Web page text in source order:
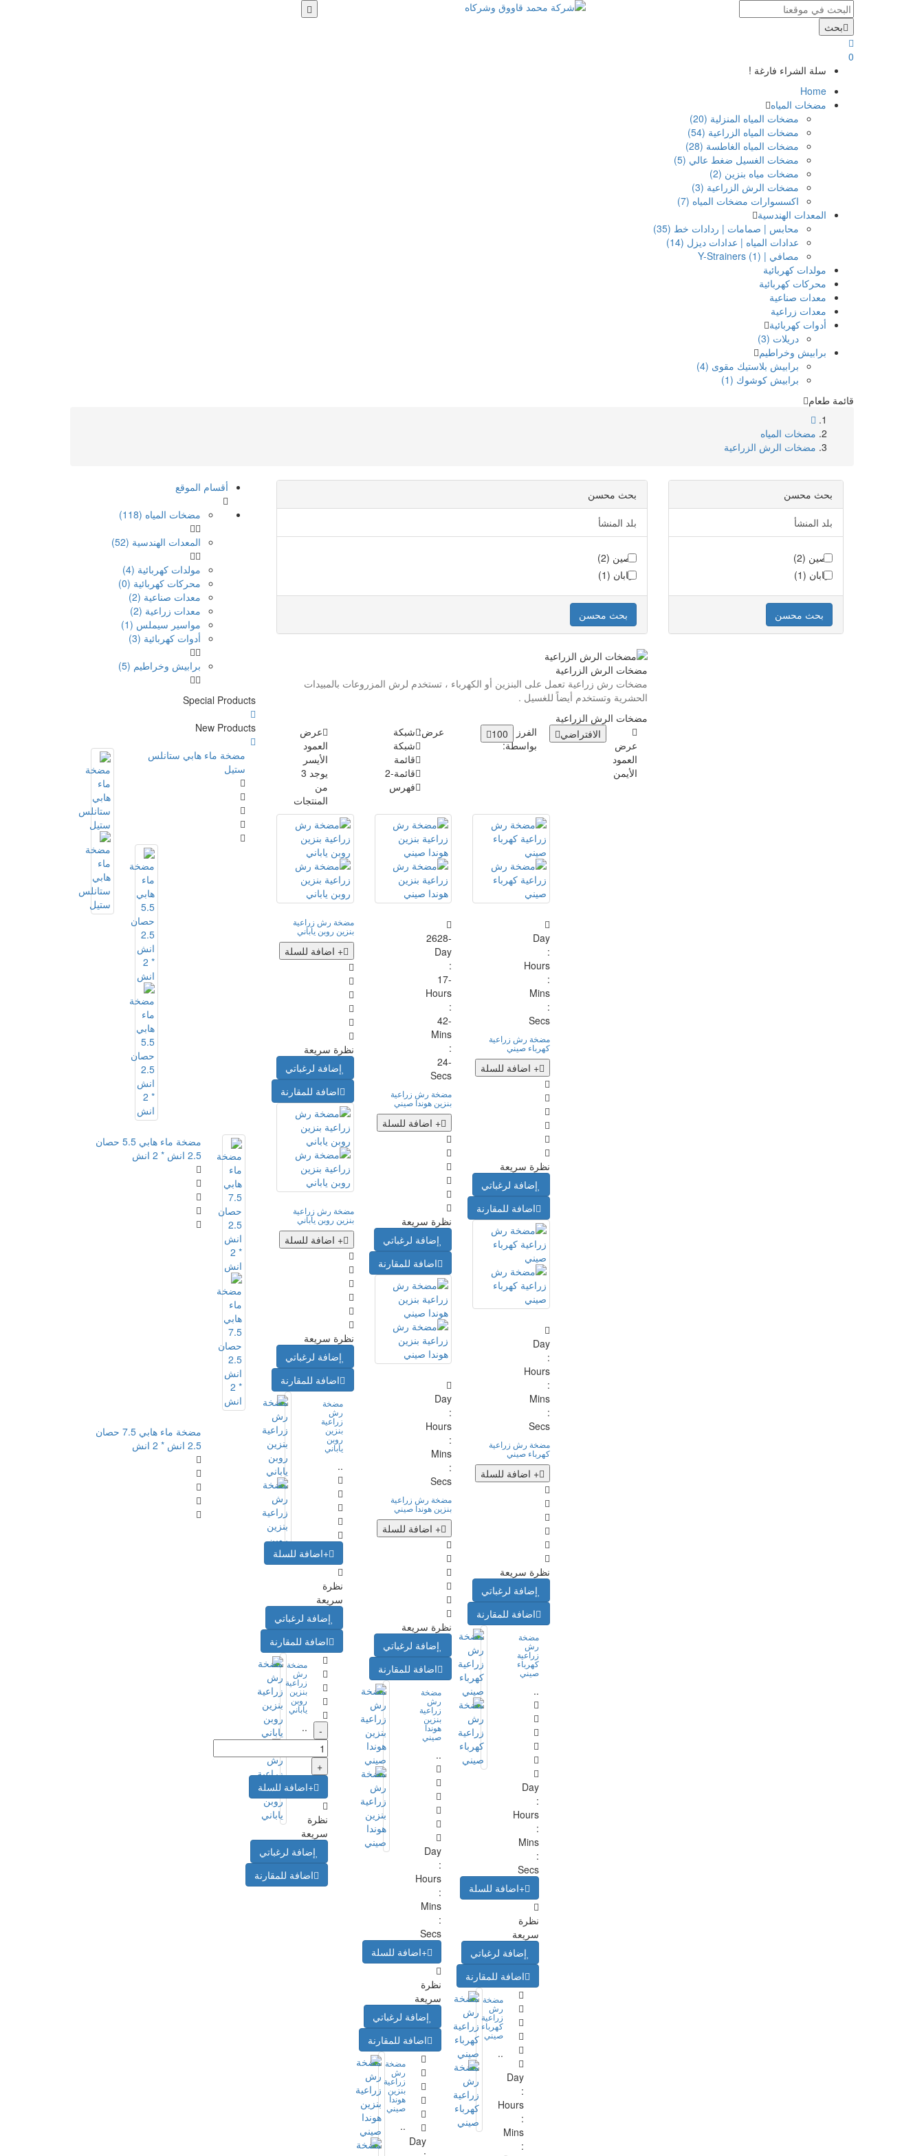
بحث
0
سلة الشراء فارغة !
Home
مضخات المياه
مضخات المياه المنزلية (20)
مضخات المياه الزراعية (54)
مضخات المياه الغاطسة (28)
مضخات الغسيل ضغط عالي (5)
مضخات مياه بنزين (2)
مضخات الرش الزراعية (3)
اكسسوارات مضخات المياه (7)
المعدات الهندسية
محابس | صمامات | ردادات خط (35)
عدادات المياه | عدادات ديزل (14)
مصافي | Y-Strainers (1)
مولدات كهربائية
محركات كهربائية
معدات صناعية
معدات زراعية
أدوات كهربائية
دريلات (3)
برابيش وخراطيم
برابيش بلاستيك مقوى (4)
برابيش كوشوك (1)
قائمة طعام
مضخات المياه
مضخات الرش الزراعية
أقسام الموقع
مضخات المياه (118)
المعدات الهندسية (52)
مولدات كهربائية (4)
محركات كهربائية (0)
معدات صناعية (2)
معدات زراعية (2)
مواسير سيملس (1)
أدوات كهربائية (3)
برابيش وخراطيم (5)
Special Products
New Products
مضخة ماء هابي ستانلس
ستيل
مضخة ماء هابي 5.5 حصان
2.5 انش * 2 انش
مضخة ماء هابي 7.5 حصان
2.5 انش * 2 انش
بحث محسن
بلد المنشأ
الصين (2)
اليابان (1)
بحث محسن
مضخات الرش الزراعية
مضخات رش زراعية تعمل على البنزين أو الكهرباء ، تستخدم لرش المزروعات بالمبيدات
الحشرية وتستخدم أيضاً للغسيل .
مضخات الرش الزراعية
عرض
العمود
الأيسر
يوجد 3
من
المنتجات
شبكة
شبكة
قائمة
قائمة-2
فهرس
عرض: 100
الفرز
بواسطة:
الافتراضي
عرض
العمود
الأيمن
مضخة رش زراعية
بنزين روبن ياباني
+ اضافة للسلة
نظرة سريعة
إضافة لرغباتي
اضافة للمقارنة
مضخة رش زراعية
بنزين روبن ياباني
+ اضافة للسلة
نظرة سريعة
إضافة لرغباتي
اضافة للمقارنة
مضخة
رش
زراعية
بنزين
روبن
ياباني
..
+اضافة للسلة
نظرة
سريعة
إضافة لرغباتي
اضافة للمقارنة
مضخة
رش
زراعية
بنزين
روبن
ياباني
.. -
+
+اضافة للسلة
نظرة
سريعة
إضافة لرغباتي
اضافة للمقارنة
-2628
Day
:
-17
Hours
:
-42
Mins
:
-25
Secs
مضخة رش زراعية
بنزين هوندا صيني
+ اضافة للسلة
نظرة سريعة
إضافة لرغباتي
اضافة للمقارنة
Day
:
Hours
:
Mins
:
Secs
مضخة رش زراعية
بنزين هوندا صيني
+ اضافة للسلة
نظرة سريعة
إضافة لرغباتي
اضافة للمقارنة
مضخة
رش
زراعية
بنزين
هوندا
صيني
..
Day
:
Hours
:
Mins
:
Secs
+اضافة للسلة
نظرة
سريعة
إضافة لرغباتي
اضافة للمقارنة
مضخة
رش
زراعية
بنزين
هوندا
صيني
..
Day
Day
:
Hours
:
Mins
:
Secs
مضخة رش زراعية
كهرباء صيني
+ اضافة للسلة
نظرة سريعة
إضافة لرغباتي
اضافة للمقارنة
Day
:
Hours
:
Mins
:
Secs
مضخة رش زراعية
كهرباء صيني
+ اضافة للسلة
نظرة سريعة
إضافة لرغباتي
اضافة للمقارنة
مضخة
رش
زراعية
كهرباء
صيني
..
Day
:
Hours
:
Mins
:
Secs
+اضافة للسلة
نظرة
سريعة
إضافة لرغباتي
اضافة للمقارنة
مضخة
رش
زراعية
كهرباء
صيني
..
Day
:
Hours
:
Mins
:
بحث محسن
بلد المنشأ
الصين (2)
اليابان (1)
بحث محسن